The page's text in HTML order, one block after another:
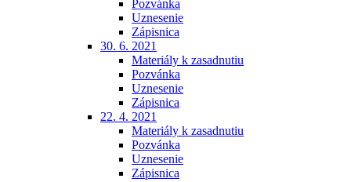
Pozvánka
Uznesenie
Zápisnica
30. 6. 2021
Materiály k zasadnutiu
Pozvánka
Uznesenie
Zápisnica
22. 4. 2021
Materiály k zasadnutiu
Pozvánka
Uznesenie
Zápisnica